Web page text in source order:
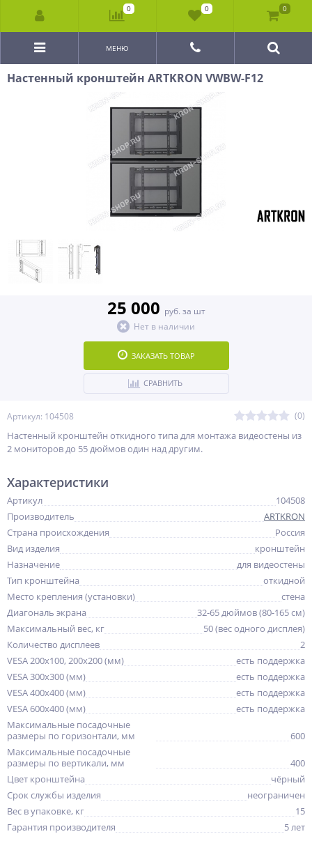
МЕНЮ
Настенный кронштейн ARTKRON VWBW-F12
Артикул: 104508 (0)
Настенный кронштейн откидного типа для монтажа видеостены из
2 мониторов до 55 дюймов один над другим.
25 000 руб. за шт
Нет в наличии
ЗАКАЗАТЬ ТОВАР
СРАВНИТЬ
Характеристики
Артикул
104508
Производитель
ARTKRON
Страна происхождения
Россия
Вид изделия
кронштейн
Назначение
для видеостены
Тип кронштейна
откидной
Место крепления (установки)
стена
Диагональ экрана
32-65 дюймов (80-165 см)
Максимальный вес, кг
50 (вес одного дисплея)
Количество дисплеев
2
VESA 200x100, 200x200 (мм)
есть поддержка
VESA 300x300 (мм)
есть поддержка
VESA 400x400 (мм)
есть поддержка
VESA 600x400 (мм)
есть поддержка
Максимальные посадочные
размеры по горизонтали, мм
600
Максимальные посадочные
размеры по вертикали, мм
400
Цвет кронштейна
чёрный
Срок службы изделия
неограничен
Вес в упаковке, кг
15
Гарантия производителя
5 лет
0 0 0